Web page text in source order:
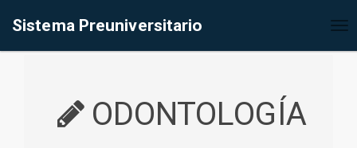
Sistema Preuniversitario
ODONTOLOGÍA